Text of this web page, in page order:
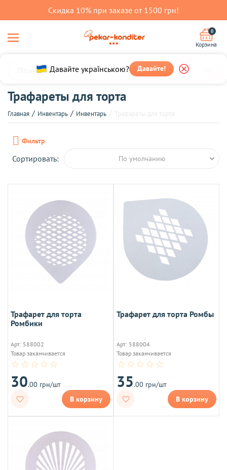
Скидка 10% при заказе от 1500 грн!
Давайте українською? Давайте!
0
Корзина
Трафареты для торта
Главная Инвентарь Инвентарь
Фильтр
Сортировать: По умолчанию
Трафарет для торта
Ромбики
Арт: 588002
Товар заканчивается
30.00 грн/шт
В корзину
Трафарет для торта Ромбы
Арт: 588004
Товар заканчивается
35.00 грн/шт
В корзину